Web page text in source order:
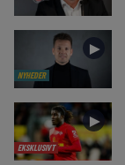
NYHEDER
►
EKSKLUSIVT
►